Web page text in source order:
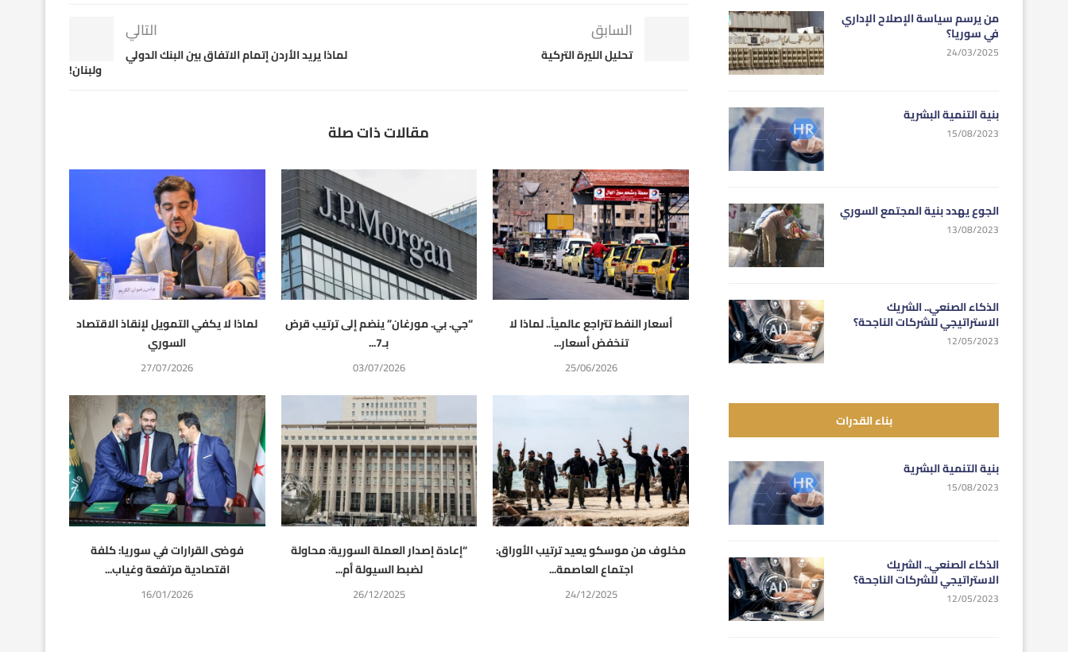
السابق
تحليل الليرة التركية
التالي
لماذا يريد الأردن إتمام الاتفاق بين البنك الدولي
ولبنان!
مقالات ذات صلة
لماذا لا يكفي التمويل لإنقاذ الاقتصاد
السوري
27/07/2026
“جي. بي. مورغان” ينضم إلى ترتيب قرض
بـ7...
03/07/2026
أسعار النفط تتراجع عالمياً.. لماذا لا
تنخفض أسعار...
25/06/2026
فوضى القرارات في سوريا: كلفة
اقتصادية مرتفعة وغياب...
16/01/2026
“إعادة إصدار العملة السورية: محاولة
لضبط السيولة أم...
26/12/2025
مخلوف من موسكو يعيد ترتيب الأوراق:
اجتماع العاصمة...
24/12/2025
من يرسم سياسة الإصلاح الإداري
في سوريا؟
24/03/2025
بنية التنمية البشرية
15/08/2023
الجوع يهدد بنية المجتمع السوري
13/08/2023
الذكاء الصنعي.. الشريك
الاستراتيجي للشركات الناجحة؟
12/05/2023
بناء القدرات
بنية التنمية البشرية
15/08/2023
الذكاء الصنعي.. الشريك
الاستراتيجي للشركات الناجحة؟
12/05/2023